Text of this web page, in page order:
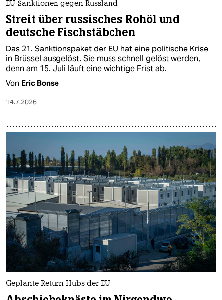
EU-Sanktionen gegen Russland
Streit über russisches Rohöl und
deutsche Fischstäbchen
Das 21. Sanktionspaket der EU hat eine politische Krise
in Brüssel ausgelöst. Sie muss schnell gelöst werden,
denn am 15. Juli läuft eine wichtige Frist ab.
Von Eric Bonse
14.7.2026
Geplante Return Hubs der EU